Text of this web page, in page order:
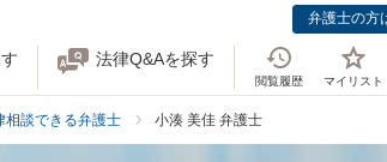
弁護士の方
法律Q&Aを探す
閲覧履歴 マイリスト
相談できる弁護士 小湊 美佳 弁護士